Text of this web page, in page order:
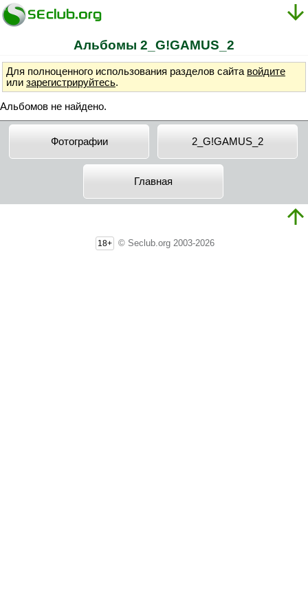
Альбомы 2_G!GAMUS_2
Для полноценного использования разделов сайта войдите
или зарегистрируйтесь.
Альбомов не найдено.
Фотографии 2_G!GAMUS_2
Главная
18+ © Seclub.org 2003-2026